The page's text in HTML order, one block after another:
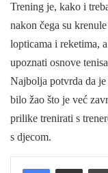
Trening je, kako i
nakon čega su
lopticama i reketima,
upoznati osnove
Najbolja potvrda da
bilo žao što je već
prilike trenirati s
s djecom.